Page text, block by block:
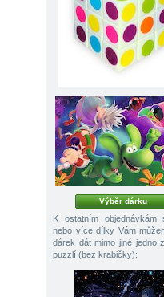
Výběr dárku
K ostatním objednávkám
nebo více dílky Vám
dárek dát mimo jiné jedno
puzzlí (bez krabičky):